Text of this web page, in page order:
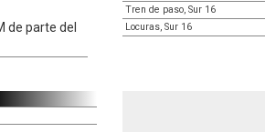
de parte del
Tren de paso, Sur 16
Locuras, Sur 16